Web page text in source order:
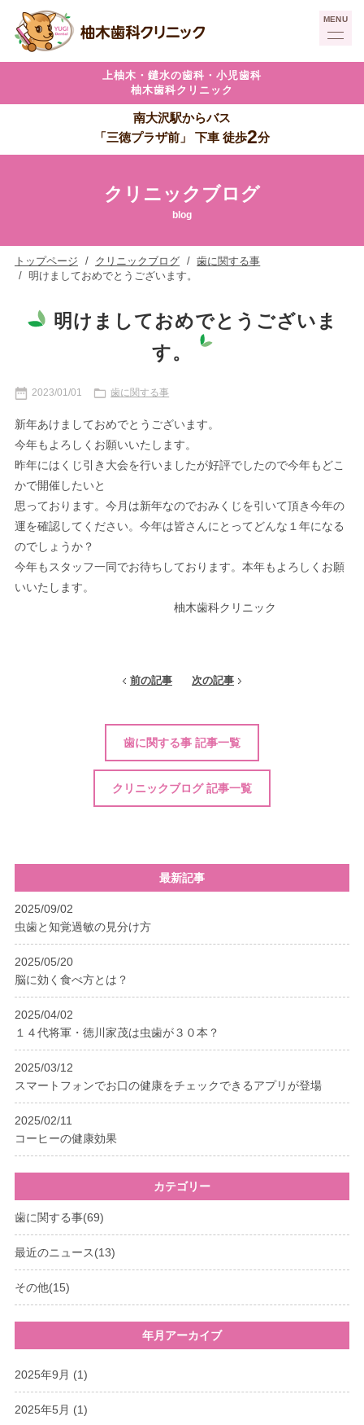
上柚木・ 鑓水の歯科・ 小児歯科
柚木歯科クリニック
南大沢駅からバス
「三徳プラザ前」
下車 徒歩2分
クリニックブログ
blog
トップページ クリニックブログ
歯に関する事
明けましておめでとうございます。
明けましておめでとうございま
す。
2023/01/01 歯に関する事
新年あけましておめでとうございます。
今年もよろしくお願いいたします。
昨年にはくじ引き大会を行いましたが好評でしたので今年もどこ
かで開催したいと
思っております。今月は新年なのでおみくじを引いて頂き今年の
運を確認してください。今年は皆さんにとってどんな１年になる
のでしょうか？
今年もスタッフ一同でお待ちしております。本年もよろしくお願
いいたします。
柚木歯科クリニック
前の記事 次の記事
歯に関する事 記事一覧
クリニックブログ 記事一覧
最新記事
2025/09/02
虫歯と知覚過敏の見分け方
2025/05/20
脳に効く食べ方とは？
2025/04/02
１４代将軍・徳川家茂は虫歯が３０本？
2025/03/12
スマートフォンでお口の健康をチェックできるアプリが登場
2025/02/11
コーヒーの健康効果
カテゴリー
歯に関する事(69)
最近のニュース(13)
その他(15)
年月アーカイブ
2025年9月 (1)
2025年5月 (1)